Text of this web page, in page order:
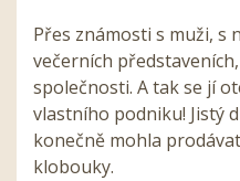
Přes známosti s muži, s
večerních
společnosti. A tak se jí
vlastního podniku! Jistý
konečně mohla
klobouky.